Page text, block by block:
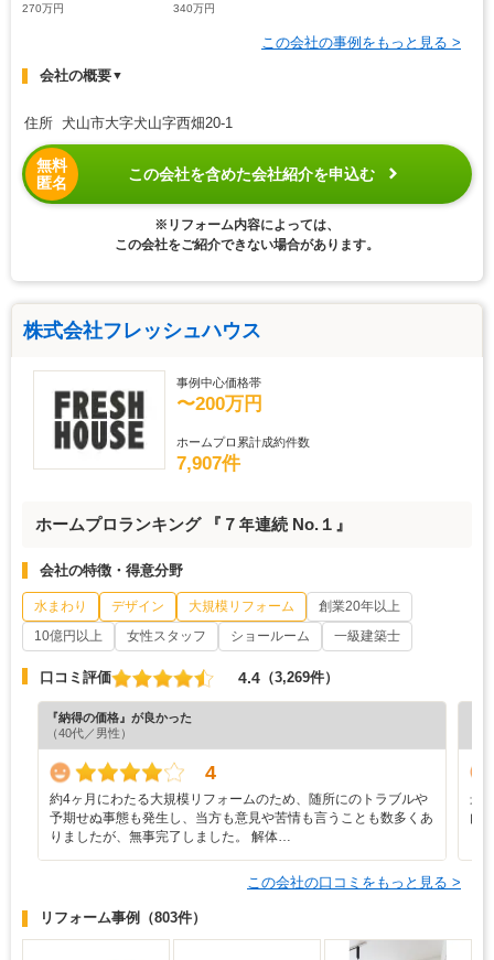
270万円
340万円
この会社の事例をもっと見る >
会社の概要▼
住所 犬山市大字犬山字西畑20-1
無料
匿名
この会社を含めた会社紹介を申込む
※リフォーム内容によっては、
この会社をご紹介できない場合があります。
株式会社フレッシュハウス
事例中心価格帯
〜200万円
ホームプロ累計成約件数
7,907件
ホームプロランキング 『７年連続 No.１』
会社の特徴・得意分野
水まわり デザイン 大規模リフォーム
創業20年以上
10億円以上
女性スタッフ ショールーム 一級建築士
口コミ評価 4.4 （3,269件）
『納得の価格』が良かった
（40代／男性）
4
約4ヶ月にわたる大規模リフォームのため、随所にのトラブルや
予期せぬ事態も発生し、当方も意見や苦情も言うことも数多くあ
りましたが、無事完了しました。 解体…
最
内
この会社の口コミをもっと見る >
リフォーム事例 （803件）